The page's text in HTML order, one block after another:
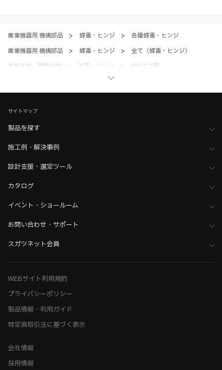
産業機器用 機構部品 > 蝶番・ヒンジ >
各種蝶番・ヒンジ
産業機器用 機構部品
> 蝶番・ヒンジ >
全て（蝶番・ヒンジ）
家具金物・建築金物
> 丁番・ヒンジ >
ガラス丁番
丁番・ヒンジ
>
その他（格納ベッド・装飾パネル・ベアリングなど）
家具金物・建築金物
> その他（格納ベッド・装飾パネル・ベアリングなど）
サイトマップ
製品を探す
施工例・解決事例
設計支援・選定ツール
カタログ
イベント・ショールーム
お問い合わせ・サポート
スガツネット会員
WEBサイト利用規約
プライバシーポリシー
製品情報・利用ガイド
特定商取引法に基づく表示
会社情報
採用情報